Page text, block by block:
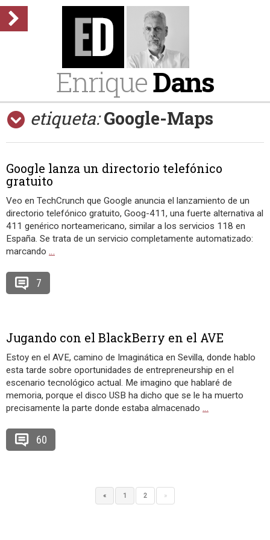
EnriqueDans
etiqueta: Google-Maps
Google lanza un directorio telefónico
gratuito
Veo en TechCrunch que Google anuncia el lanzamiento de un
directorio telefónico gratuito, Goog-411, una fuerte alternativa al
411 genérico norteamericano, similar a los servicios 118 en
España. Se trata de un servicio completamente automatizado:
marcando …
7
Jugando con el BlackBerry en el AVE
Estoy en el AVE, camino de Imaginática en Sevilla, donde hablo
esta tarde sobre oportunidades de entrepreneurship en el
escenario tecnológico actual. Me imagino que hablaré de
memoria, porque el disco USB ha dicho que se le ha muerto
precisamente la parte donde estaba almacenado …
60
« 1 2 »